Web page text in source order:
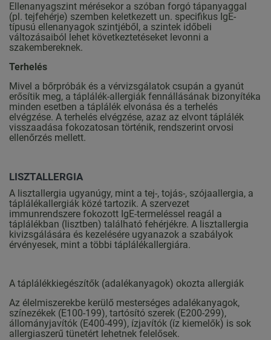
Ellenanyagszint mérésekor a szóban forgó tápanyaggal
(pl. tejfehérje) szemben keletkezett un. specifikus IgE-
típusú ellenanyagok szintjéből, a szintek időbeli
változásaiból lehet következtetéseket levonni a
szakembereknek.
Terhelés
Mivel a bőrpróbák és a vérvizsgálatok csupán a gyanút
erősítik meg, a táplálék-allergiák fennállásának bizonyítéka
minden esetben a táplálék elvonása és a terhelés
elvégzése. A terhelés elvégzése, azaz az elvont táplálék
visszaadása fokozatosan történik, rendszerint orvosi
ellenőrzés mellett.
LISZTALLERGIA
A lisztallergia ugyanúgy, mint a tej-, tojás-, szójaallergia, a
táplálékallergiák közé tartozik. A szervezet
immunrendszere fokozott IgE-termeléssel reagál a
táplálékban (lisztben) található fehérjékre. A lisztallergia
kivizsgálására és kezelésére ugyanazok a szabályok
érvényesek, mint a többi táplálékallergiára.
A táplálékkiegészítők (adalékanyagok) okozta allergiák
Az élelmiszerekbe kerülő mesterséges adalékanyagok,
színezékek (E100-199), tartósító szerek (E200-299),
állományjavítók (E400-499), ízjavítók (íz kiemelők) is sok
allergiaszerű tünetért lehetnek felelősek.